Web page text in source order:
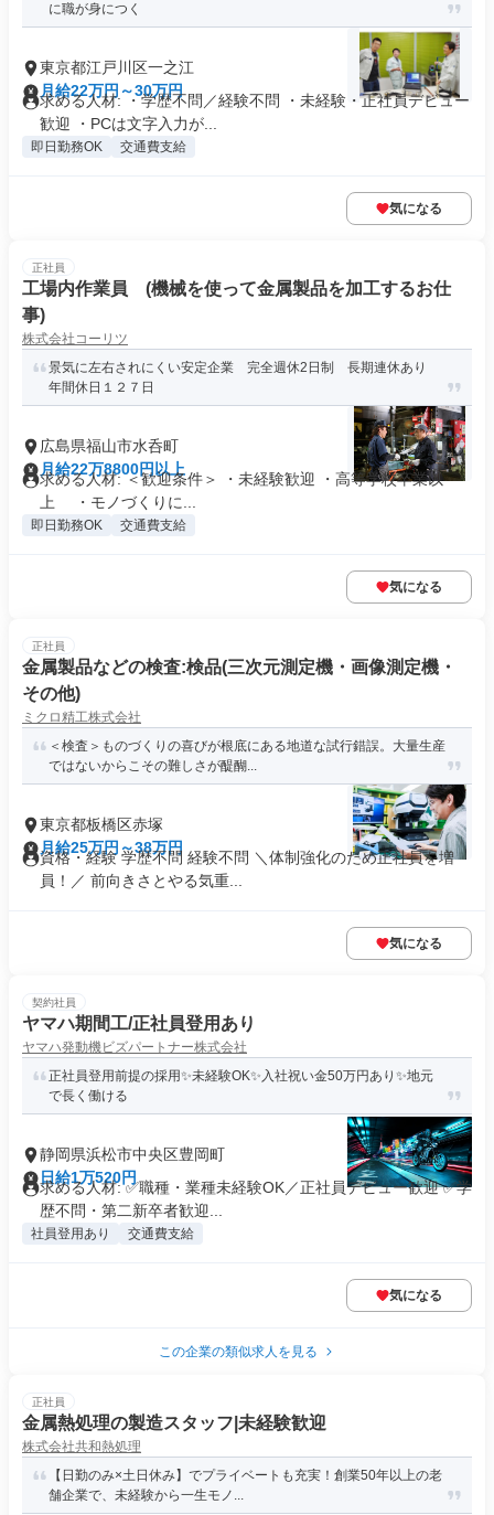
に職が身につく
東京都江戸川区一之江
月給22万円～30万円
求める人材: ・学歴不問／経験不問 ・未経験・正社員デビュー
歓迎 ・PCは文字入力が...
即日勤務OK 交通費支給
気になる
正社員
工場内作業員 (機械を使って金属製品を加工するお仕
事)
株式会社コーリツ
景気に左右されにくい安定企業 完全週休2日制 長期連休あり
年間休日１２７日
広島県福山市水呑町
月給22万8800円以上
求める人材: ＜歓迎条件＞ ・未経験歓迎 ・高等学校卒業以
上 ・モノづくりに...
即日勤務OK 交通費支給
気になる
正社員
金属製品などの検査:検品(三次元測定機・画像測定機・
その他)
ミクロ精工株式会社
＜検査＞ものづくりの喜びが根底にある地道な試行錯誤。大量生産
ではないからこその難しさが醍醐...
東京都板橋区赤塚
月給25万円～38万円
資格・経験 学歴不問 経験不問 ＼体制強化のため正社員を増
員！／ 前向きさとやる気重...
気になる
契約社員
ヤマハ期間工/正社員登用あり
ヤマハ発動機ビズパートナー株式会社
正社員登用前提の採用✨未経験OK✨入社祝い金50万円あり✨地元
で長く働ける
静岡県浜松市中央区豊岡町
日給1万520円
求める人材: ✅職種・業種未経験OK／正社員デビュー歓迎 ✅学
歴不問・第二新卒者歓迎...
社員登用あり 交通費支給
気になる
この企業の類似求人を見る
正社員
金属熱処理の製造スタッフ|未経験歓迎
株式会社共和熱処理
【日勤のみ×土日休み】でプライベートも充実！創業50年以上の老
舗企業で、未経験から一生モノ...